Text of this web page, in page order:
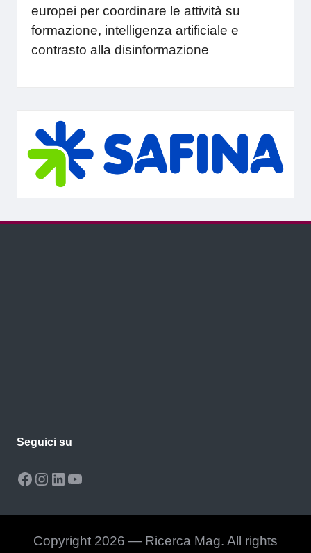
europei per coordinare le attività su
formazione, intelligenza artificiale e
contrasto alla disinformazione
Seguici su
Facebook
Instagram
LinkedIn
YouTube
Copyright 2026 — Ricerca Mag. All rights